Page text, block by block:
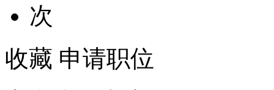
次
收藏 申请职位